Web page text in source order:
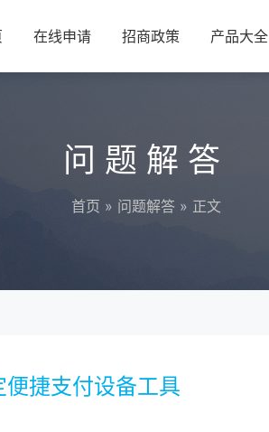
在线申请 招商政策 产品大全
问题解答
首页 » 问题解答 » 正文
捷支付设备工具